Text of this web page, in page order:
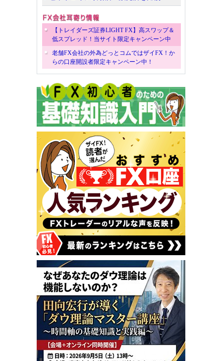
【トレイダーズ証券LIGHT FX】高スワップ＆
低スプレッド！当サイト限定キャンペーン中
老舗FX会社の外為どっとコムではザイFX！か
らの口座開設者限定キャンペーン中！